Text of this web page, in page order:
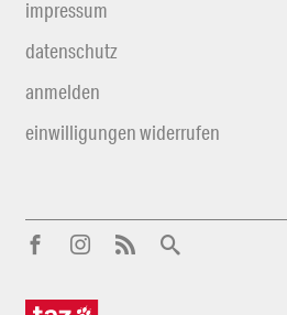
impressum
datenschutz
anmelden
einwilligungen widerrufen